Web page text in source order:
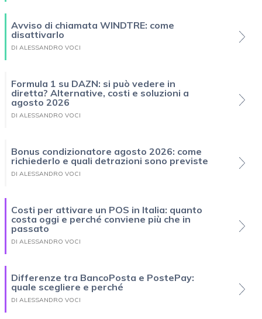
Avviso di chiamata WINDTRE: come
disattivarlo
DI ALESSANDRO VOCI
Formula 1 su DAZN: si può vedere in
diretta? Alternative, costi e soluzioni a
agosto 2026
DI ALESSANDRO VOCI
Bonus condizionatore agosto 2026: come
richiederlo e quali detrazioni sono previste
DI ALESSANDRO VOCI
Costi per attivare un POS in Italia: quanto
costa oggi e perché conviene più che in
passato
DI ALESSANDRO VOCI
Differenze tra BancoPosta e PostePay:
quale scegliere e perché
DI ALESSANDRO VOCI